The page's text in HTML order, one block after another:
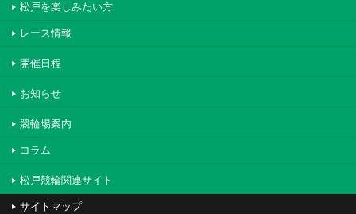
松戸を楽しみたい方
レース情報
開催日程
お知らせ
競輪場案内
コラム
松戸競輪関連サイト
サイトマップ